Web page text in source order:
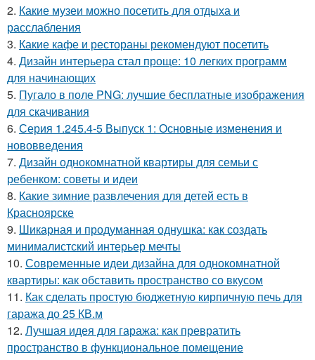
2. Какие музеи можно посетить для отдыха и
расслабления
3. Какие кафе и рестораны рекомендуют посетить
4. Дизайн интерьера стал проще: 10 легких программ
для начинающих
5. Пугало в поле PNG: лучшие бесплатные изображения
для скачивания
6. Серия 1.245.4-5 Выпуск 1: Основные изменения и
нововведения
7. Дизайн однокомнатной квартиры для семьи с
ребенком: советы и идеи
8. Какие зимние развлечения для детей есть в
Красноярске
9. Шикарная и продуманная однушка: как создать
минималистский интерьер мечты
10. Современные идеи дизайна для однокомнатной
квартиры: как обставить пространство со вкусом
11. Как сделать простую бюджетную кирпичную печь для
гаража до 25 КВ.м
12. Лучшая идея для гаража: как превратить
пространство в функциональное помещение